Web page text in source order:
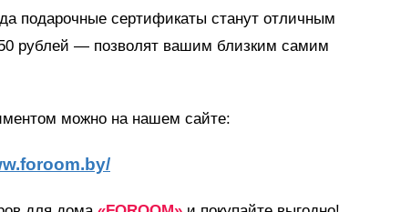
подарочные сертификаты станут отличным
рублей — позволят вашим близким самим
можно на нашем сайте: